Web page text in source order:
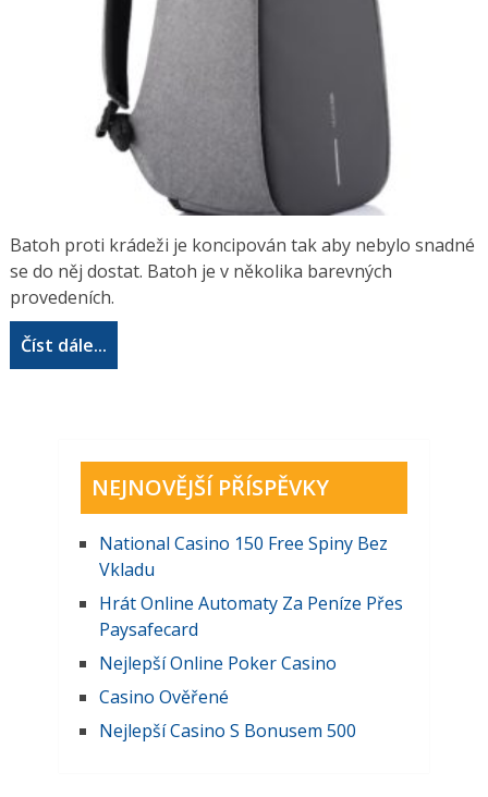
Batoh proti krádeži je koncipován tak aby nebylo snadné
se do něj dostat. Batoh je v několika barevných
provedeních.
Číst dále...
NEJNOVĚJŠÍ PŘÍSPĚVKY
National Casino 150 Free Spiny Bez
Vkladu
Hrát Online Automaty Za Peníze Přes
Paysafecard
Nejlepší Online Poker Casino
Casino Ověřené
Nejlepší Casino S Bonusem 500